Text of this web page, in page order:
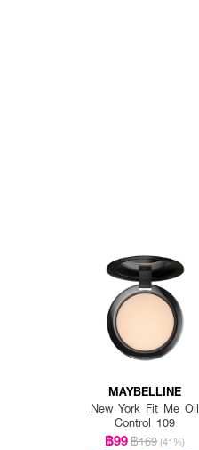
MAYBELLINE
New York Fit Me Oil
Control 109
฿99฿169 (41%)